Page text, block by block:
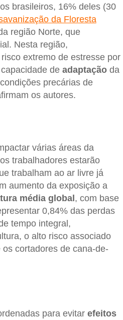
brasileiros, 16% deles (30
da Floresta
região Norte, que
Nesta região,
extremo de estresse por
de adaptaçãoda
precárias de
os autores.
várias áreas da
trabalhadores estarão
trabalham ao ar livre já
aumento da exposição a
média global, com base
0,84% das perdas
tempo integral,
o alto risco associado
cortadores de cana-de-
para evitar efeitos